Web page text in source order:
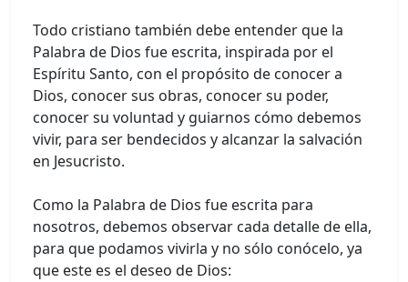
Todo cristiano también debe entender que la
Palabra de Dios fue escrita, inspirada por el
Espíritu Santo, con el propósito de conocer a
Dios, conocer sus obras, conocer su poder,
conocer su voluntad y guiarnos cómo debemos
vivir, para ser bendecidos y alcanzar la salvación
en Jesucristo.
Como la Palabra de Dios fue escrita para
nosotros, debemos observar cada detalle de ella,
para que podamos vivirla y no sólo conócelo, ya
que este es el deseo de Dios: